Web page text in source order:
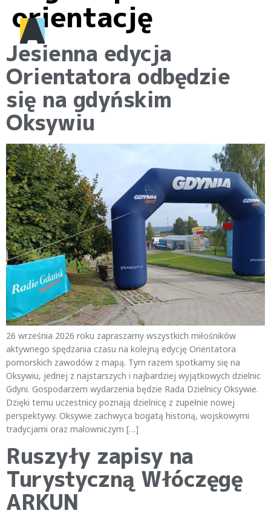
orientację
Jesienna edycja
Orientatora odbędzie
się na gdyńskim
Oksywiu
26 września 2026 roku zapraszamy wszystkich miłośników
aktywnego spędzania czasu na kolejną edycję Orientatora
pomorskich zawodów z mapą. Tym razem spotkamy się na
Oksywiu, jednej z najstarszych i najbardziej wyjątkowych dzielnic
Gdyni. Gospodarzem wydarzenia będzie Rada Dzielnicy Oksywie.
Dzięki temu uczestnicy poznają dzielnicę z zupełnie nowej
perspektywy. Oksywie zachwyca bogatą historią, wojskowymi
tradycjami oraz malowniczym […]
Ruszyły zapisy na
Turystyczną Włóczęgę
ARKUN